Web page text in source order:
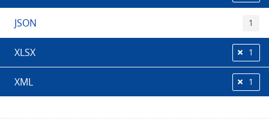
JSON 1
XLSX 1
XML 1